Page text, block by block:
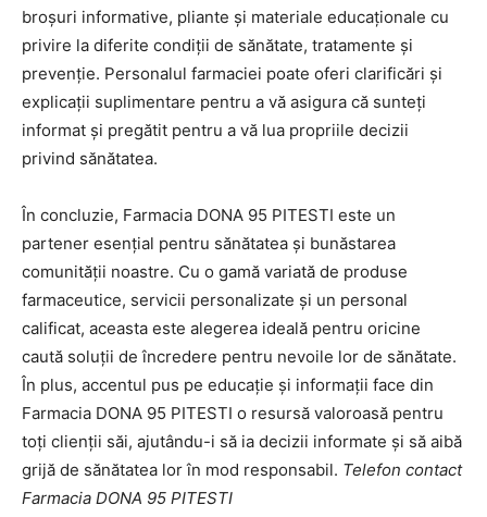
broșuri informative, pliante și materiale educaționale cu
privire la diferite condiții de sănătate, tratamente și
prevenție. Personalul farmaciei poate oferi clarificări și
explicații suplimentare pentru a vă asigura că sunteți
informat și pregătit pentru a vă lua propriile decizii
privind sănătatea.
În concluzie, Farmacia DONA 95 PITESTI este un
partener esențial pentru sănătatea și bunăstarea
comunității noastre. Cu o gamă variată de produse
farmaceutice, servicii personalizate și un personal
calificat, aceasta este alegerea ideală pentru oricine
caută soluții de încredere pentru nevoile lor de sănătate.
În plus, accentul pus pe educație și informații face din
Farmacia DONA 95 PITESTI o resursă valoroasă pentru
toți clienții săi, ajutându-i să ia decizii informate și să aibă
grijă de sănătatea lor în mod responsabil. Telefon contact
Farmacia DONA 95 PITESTI